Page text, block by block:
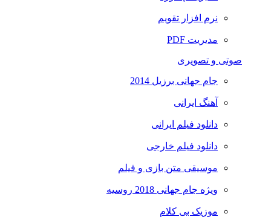
نرم افزار تقویم
مدیریت PDF
صوتی و تصویری
جام جهانی برزیل 2014
آهنگ ایرانی
دانلود فیلم ایرانی
دانلود فیلم خارجی
موسیقی متن بازی و فیلم
ویژه جام جهانی 2018 روسیه
موزیک بی کلام